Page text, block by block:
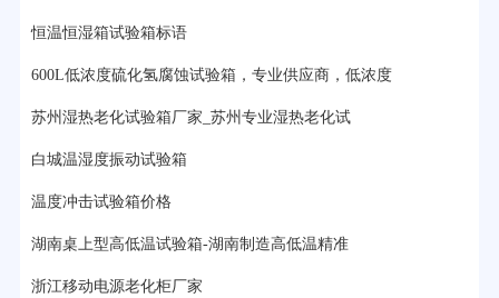
17分钟前用户提问：
22分钟前用户提问：紫外线老化箱辐照时间是多久？
25分钟前用户提问：老化箱和干燥箱区别？
27分钟前用户提问：
32分钟前用户提问：
2分钟前用户提问：大型高温老化房价格多少钱？
恒温恒湿箱试验箱标语
600L低浓度硫化氢腐蚀试验箱，专业供应商，低浓度
苏州湿热老化试验箱厂家_苏州专业湿热老化试
白城温湿度振动试验箱
温度冲击试验箱价格
湖南桌上型高低温试验箱-湖南制造高低温精准
浙江移动电源老化柜厂家